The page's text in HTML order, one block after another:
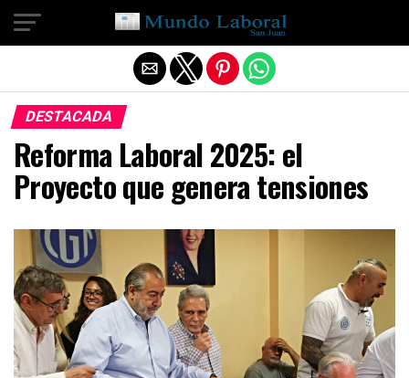
DESTACADA
Reforma Laboral 2025: el
Proyecto que genera tensiones
Salir de la versión móvil